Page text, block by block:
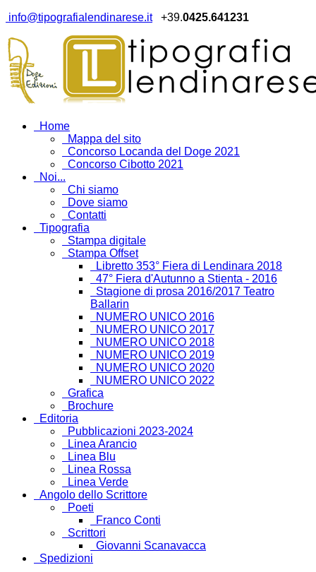
info@tipografialendinarese.it +39.0425.641231
Home
Mappa del sito
Concorso Locanda del Doge 2021
Concorso Cibotto 2021
Noi...
Chi siamo
Dove siamo
Contatti
Tipografia
Stampa digitale
Stampa Offset
Libretto 353° Fiera di Lendinara 2018
47° Fiera d'Autunno a Stienta - 2016
Stagione di prosa 2016/2017 Teatro
Ballarin
NUMERO UNICO 2016
NUMERO UNICO 2017
NUMERO UNICO 2018
NUMERO UNICO 2019
NUMERO UNICO 2020
NUMERO UNICO 2022
Grafica
Brochure
Editoria
Pubblicazioni 2023-2024
Linea Arancio
Linea Blu
Linea Rossa
Linea Verde
Angolo dello Scrittore
Poeti
Franco Conti
Scrittori
Giovanni Scanavacca
Spedizioni